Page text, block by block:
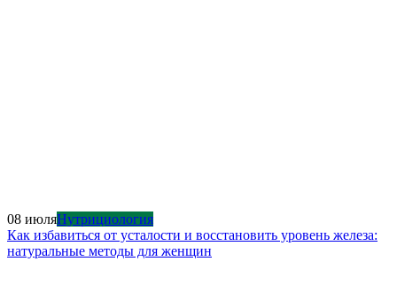
08 июляНутрициология
Как избавиться от усталости и восстановить уровень железа:
натуральные методы для женщин